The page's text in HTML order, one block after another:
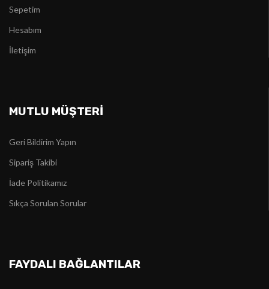
Sepetim
Hesabım
İletişim
MUTLU MÜŞTERİ
Geri Bildirim Yapın
Sipariş Takibi
İade Politikamız
Sıkça Sorulan Sorular
FAYDALI BAĞLANTILAR